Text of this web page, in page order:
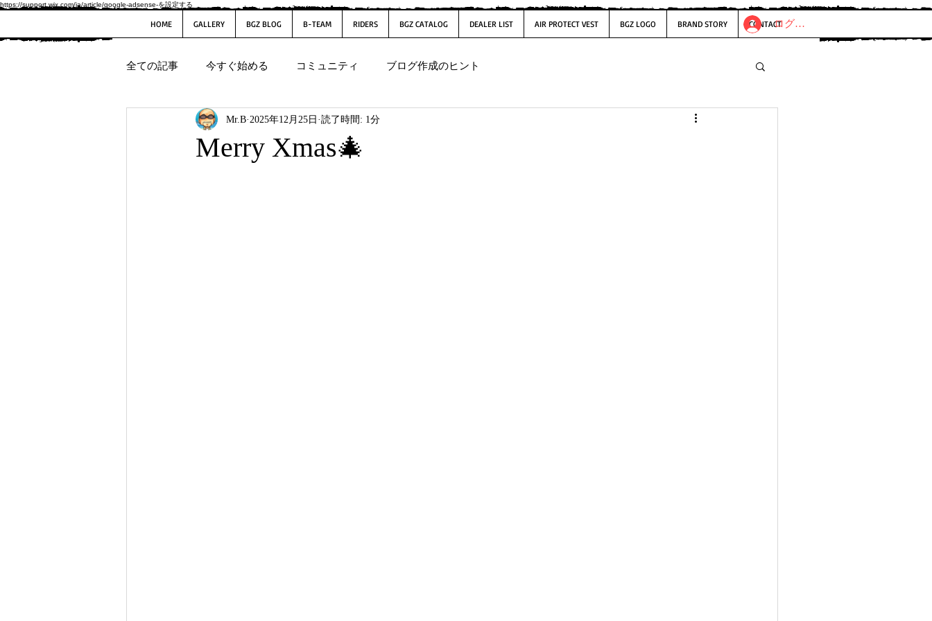
https://support.wix.com/ja/article/google-adsense-を設定する
HOME GALLERY BGZ BLOG B-TEAM RIDERS BGZ CATALOG DEALER LIST AIR PROTECT VEST BGZ LOGO BRAND STORY CONTACTログイン
全ての記事 今すぐ始める コミュニティ ブログ作成のヒント
Merry Xmas🎄
Mr.B 2025年12月25日 読了時間: 1分